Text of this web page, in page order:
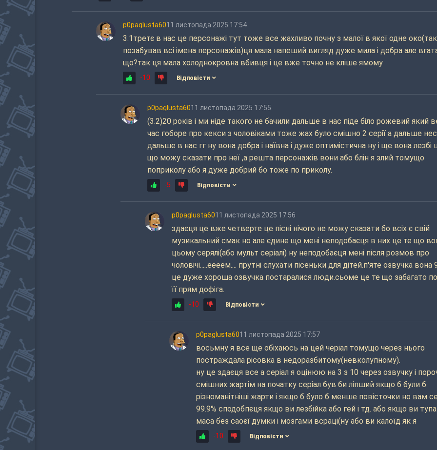
p0paglusta6011 листопада 2025 17:54
3.1третє в нас це персонажі тут тоже все жахливо почну з малої в якої одне
позабував всі імена персонажів)ця мала напеший вигляд дуже мила і добра але
що?так ця мала холоднокровна вбивця і це вже точно не кліше ямому
-10 Відповісти
p0paglusta6011 листопада 2025 17:55
(3.2)20 років і ми ніде такого не бачили дальше в нас піде біло рожевий який
час гоборе про кекси з чоловіками тоже жах було смішно 2 серії а дальше
дальше в нас гг ну вона добра і наївна і дуже оптимістична ну і ще вона лезбі
що можу сказати про неї ,а решта персонажів вони або блін я злий томущо
поприколу або я дуже добрий бо тоже по приколу.
-5 Відповісти
p0paglusta6011 листопада 2025 17:56
здаєця це вже четверте це пісні нічого не можу сказати бо всіх є свій
музикальний смак но але єдине що мені неподобаєця в них це те що
цьому серялі(або мульт серіалі) ну неподобаєця мені після розмов про
чоловічі.....еееем.... прутні слухати пісеньки для дітей.п'яте озвучка вона
це дуже хороша озвучка постаралися люди.сьоме це те що забагато
її прям дофіга.
-10 Відповісти
p0paglusta6011 листопада 2025 17:57
восьмну я все ще обіхаюсь на цей черіал томущо через нього
постраждала рісовка в недоразбитому(невколупному).
ну це здаєця все а серіал я оцінюю на 3 з 10 через озвучку і
смішних жартім на початку серіал був би ліпший якщо б були б
різноманітніші жарти і якщо б було б менше повісточки но вам
99.9% сподобпєця якщо ви лезбійка або гей і тд. або якщо ви тупа
маса без саоєї думки і мозгами всраці(ну або ви калоїд як я
-10 Відповісти